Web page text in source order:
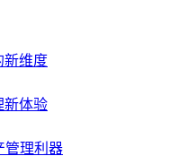
新维度
新体验
管理利器